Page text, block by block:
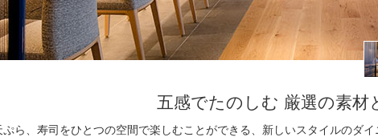
五感でたのしむ 厳選の素材
ら、寿司をひとつの空間で楽しむことができる、新しいスタイルのダ